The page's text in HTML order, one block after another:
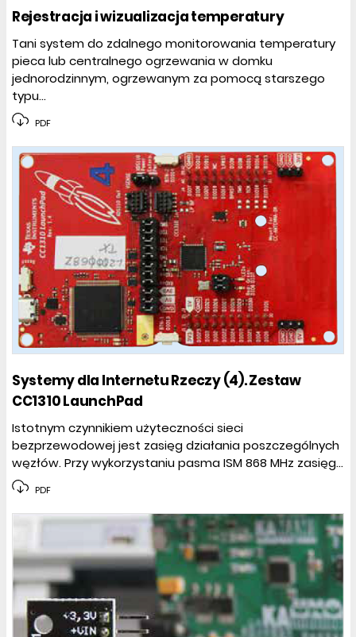
Rejestracja i wizualizacja temperatury
Tani system do zdalnego monitorowania temperatury
pieca lub centralnego ogrzewania w domku
jednorodzinnym, ogrzewanym za pomocą starszego
typu...
PDF
Systemy dla Internetu Rzeczy (4). Zestaw
CC1310 LaunchPad
Istotnym czynnikiem użyteczności sieci
bezprzewodowej jest zasięg działania poszczególnych
węzłów. Przy wykorzystaniu pasma ISM 868 MHz zasięg...
PDF